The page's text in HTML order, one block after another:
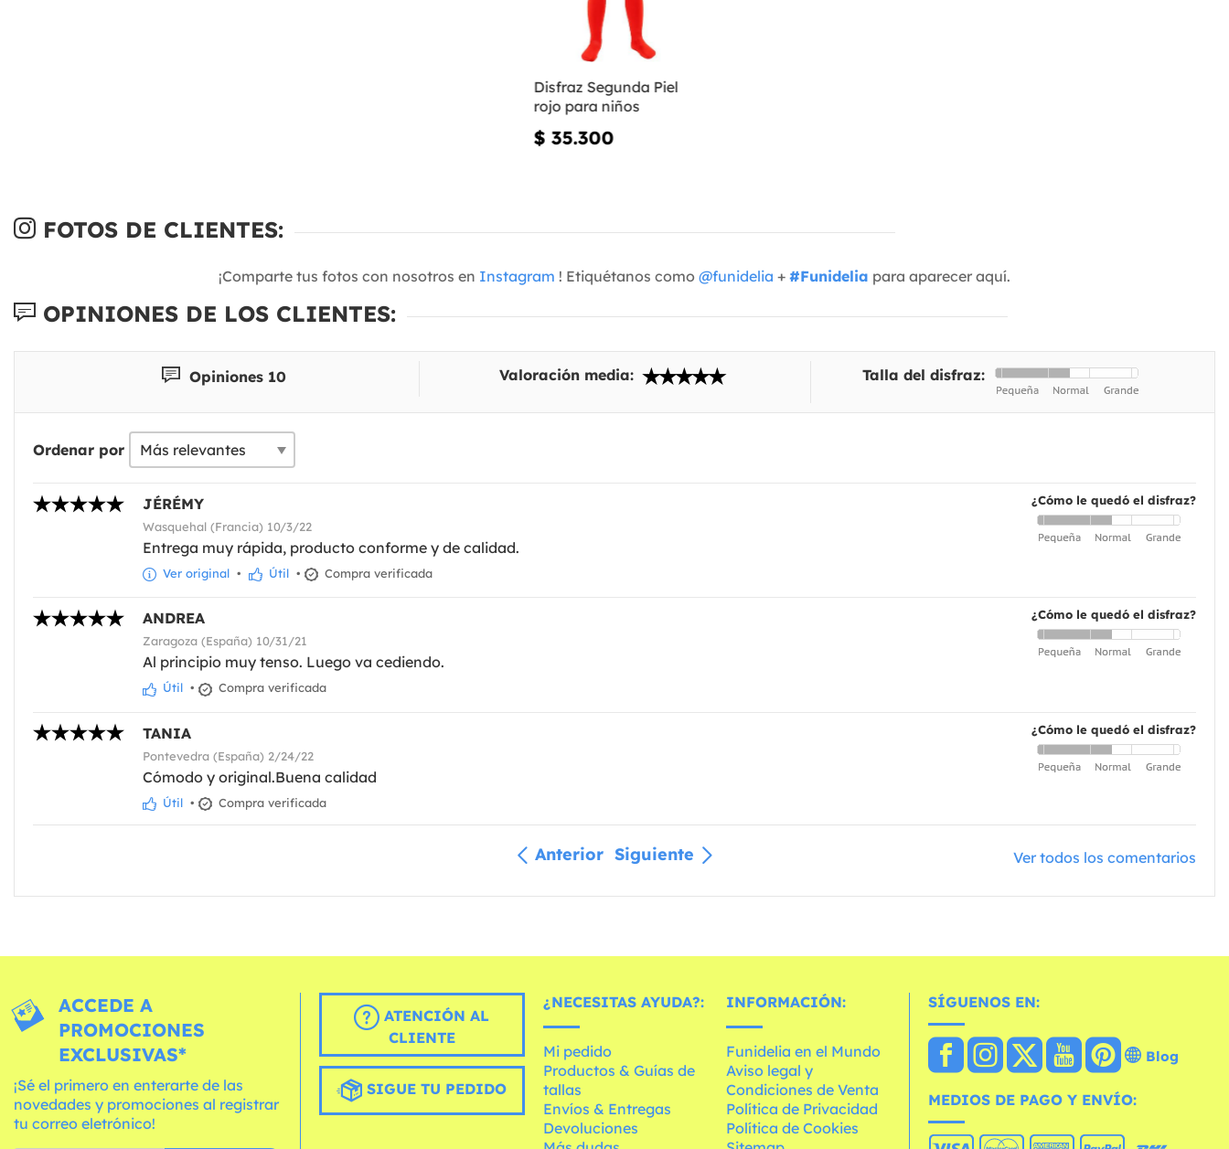
Disfraz Segunda Piel
rojo para niños
$ 35.300
FOTOS DE CLIENTES:
¡Comparte tus fotos con nosotros en Instagram ! Etiquétanos como @funidelia + #Funidelia para aparecer aquí.
OPINIONES DE LOS CLIENTES:
Opiniones 10 Valoración media: Talla del disfraz:
Ordenar por
¿Cómo le quedó el disfraz?
JÉRÉMY
Wasquehal (Francia) 10/3/22
Entrega muy rápida, producto conforme y de calidad.
Ver original • Útil • Compra verificada
¿Cómo le quedó el disfraz?
ANDREA
Zaragoza (España) 10/31/21
Al principio muy tenso. Luego va cediendo.
Útil • Compra verificada
¿Cómo le quedó el disfraz?
TANIA
Pontevedra (España) 2/24/22
Cómodo y original.Buena calidad
Útil • Compra verificada
Anterior Siguiente Ver todos los comentarios
ACCEDE A
PROMOCIONES
EXCLUSIVAS*
¡Sé el primero en enterarte de las
novedades y promociones al registrar
tu correo eletrónico!
ATENCIÓN AL
CLIENTE
SIGUE TU PEDIDO
¿NECESITAS AYUDA?:
Mi pedido
Productos & Guías de
tallas
Envíos & Entregas
Devoluciones
INFORMACIÓN:
Funidelia en el Mundo
Aviso legal y
Condiciones de Venta
Política de Privacidad
Política de Cookies
SÍGUENOS EN:
Blog
MEDIOS DE PAGO Y ENVÍO: